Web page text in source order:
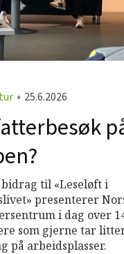
• 25.6.2026
bidrag til «Leseløft i
presenterer
i dag over
som gjerne tar
på arbeidsplasser.